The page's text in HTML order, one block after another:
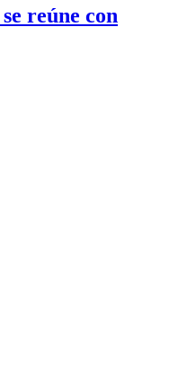
reúne con